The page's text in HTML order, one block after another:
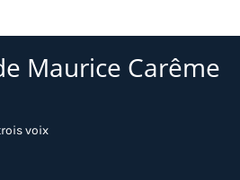
Maurice Carême
voix